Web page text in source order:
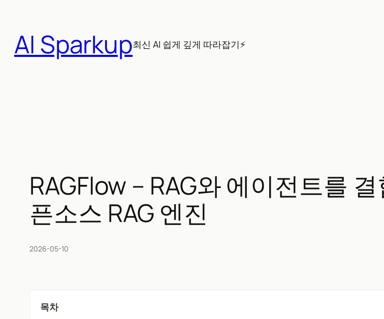
AI Sparkup최신 AI 쉽게 깊게 따라잡기⚡
RAGFlow – RAG와 에이전트를
픈소스 RAG 엔진
2026-05-10
목차